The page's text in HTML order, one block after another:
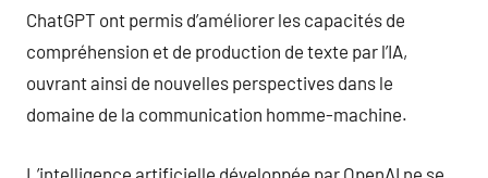
ChatGPT ont permis d’améliorer les capacités de
compréhension et de production de texte par l’IA,
ouvrant ainsi de nouvelles perspectives dans le
domaine de la communication homme-machine.
L’intelligence artificielle développée par OpenAI ne se